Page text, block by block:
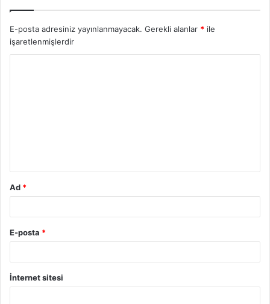
E-posta adresiniz yayınlanmayacak. Gerekli alanlar * ile
işaretlenmişlerdir
Ad *
E-posta *
İnternet sitesi